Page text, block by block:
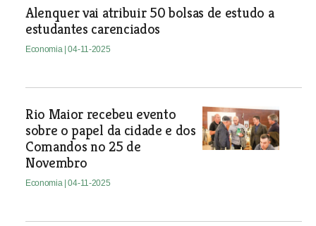
Alenquer vai atribuir 50 bolsas de estudo a
estudantes carenciados
Economia | 04-11-2025
Rio Maior recebeu evento
sobre o papel da cidade e dos
Comandos no 25 de
Novembro
Economia | 04-11-2025